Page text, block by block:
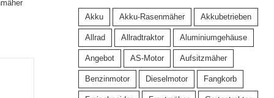
Akku Akku-Rasenmäher Akkubetrieben
Allrad Allradtraktor Aluminiumgehäuse
Angebot AS-Motor Aufsitzmäher
Benzinmotor Dieselmotor Fangkorb